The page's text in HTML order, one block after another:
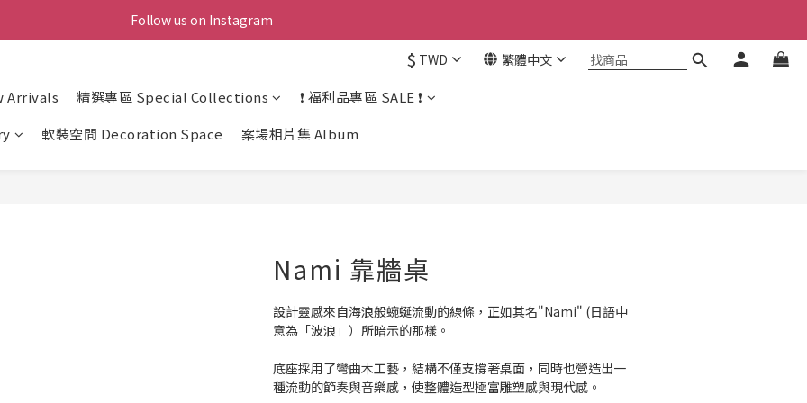
Follow us on Instagram
$ TWD 繁體中文
Arrivals 精選專區 Special Collections
❗ 福利品專區 SALE ❗
軟裝空間 Decoration Space 案場相片集 Album
Nami 靠牆桌
設計靈感來自海浪般蜿蜒流動的線條，正如其名"Nami" (日語中
意為「波浪」）所暗示的那樣。
底座採用了彎曲木工藝，結構不僅支撐著桌面，同時也營造出一
種流動的節奏與音樂感，使整體造型極富雕塑感與現代感。